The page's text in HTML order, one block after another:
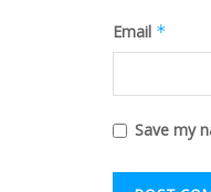
Email *
Save my